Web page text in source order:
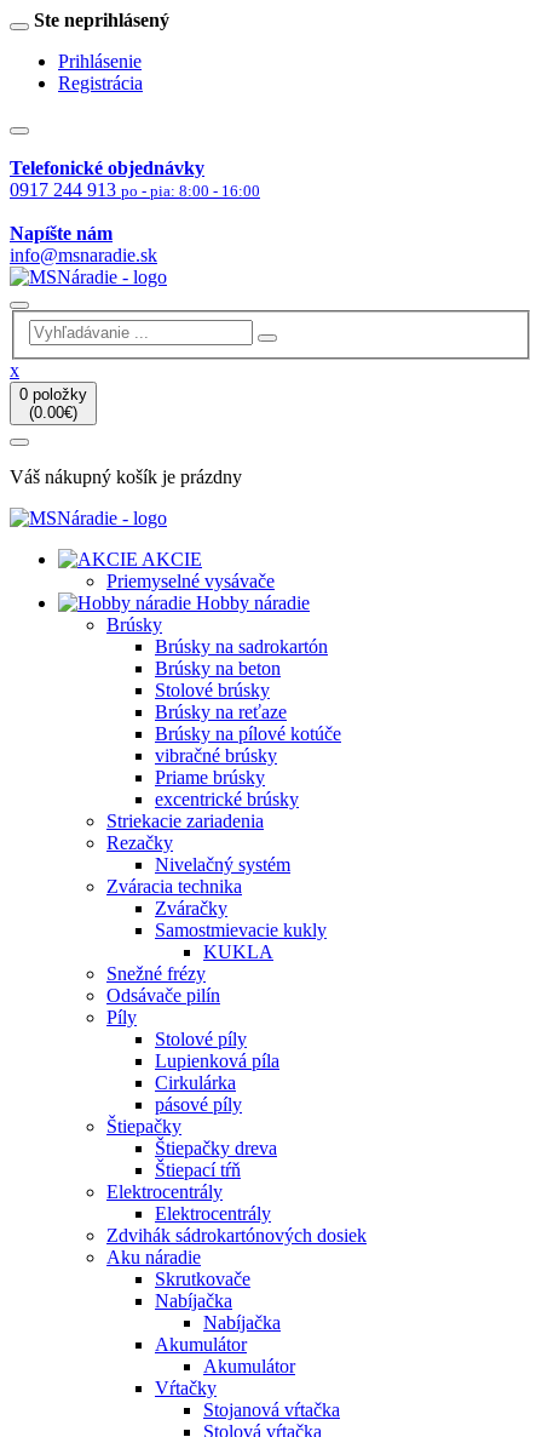
Ste neprihlásený
Prihlásenie
Registrácia
Telefonické objednávky
0917 244 913 po - pia: 8:00 - 16:00
Napíšte nám
info@msnaradie.sk
x
0 položky
(0.00€)
Váš nákupný košík je prázdny
AKCIE
Priemyselné vysávače
Hobby náradie
Brúsky
Brúsky na sadrokartón
Brúsky na beton
Stolové brúsky
Brúsky na reťaze
Brúsky na pílové kotúče
vibračné brúsky
Priame brúsky
excentrické brúsky
Striekacie zariadenia
Rezačky
Nivelačný systém
Zváracia technika
Zváračky
Samostmievacie kukly
KUKLA
Snežné frézy
Odsávače pilín
Píly
Stolové píly
Lupienková píla
Cirkulárka
pásové píly
Štiepačky
Štiepačky dreva
Štiepací tŕň
Elektrocentrály
Elektrocentrály
Zdvihák sádrokartónových dosiek
Aku náradie
Skrutkovače
Nabíjačka
Nabíjačka
Akumulátor
Akumulátor
Vŕtačky
Stojanová vŕtačka
Stolová vŕtačka